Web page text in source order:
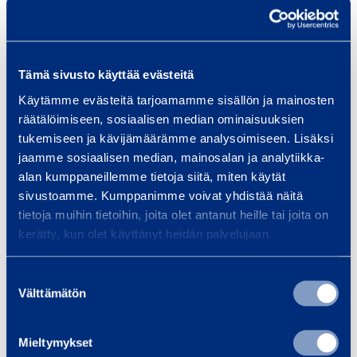
Tämä sivusto käyttää evästeitä
Käytämme evästeitä tarjoamamme sisällön ja mainosten
räätälöimiseen, sosiaalisen median ominaisuuksien
tukemiseen ja kävijämäärämme analysoimiseen. Lisäksi
jaamme sosiaalisen median, mainosalan ja analytiikka-
alan kumppaneillemme tietoja siitä, miten käytät
sivustoamme. Kumppanimme voivat yhdistää näitä
tietoja muihin tietoihin, joita olet antanut heille tai joita on
kerätty, kun olet käyttänyt heidän palvelujaan.
valinta
Välttämätön
Mieltymykset
om ditt projekt är en bro, tunnel,
Läs mer
Träningar
Se alla utbildningar